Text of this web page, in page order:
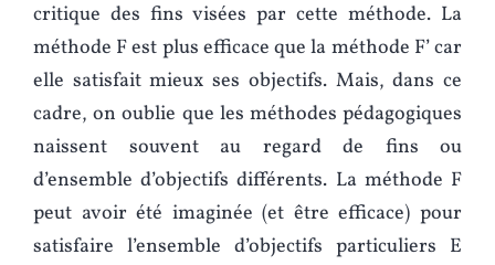
critique des fins visées par cette méthode. La
méthode F est plus efficace que la méthode F’ car
elle satisfait mieux ses objectifs. Mais, dans ce
cadre, on oublie que les méthodes pédagogiques
naissent souvent au regard de fins ou
d’ensemble d’objectifs différents. La méthode F
peut avoir été imaginée (et être efficace) pour
satisfaire l’ensemble d’objectifs particuliers E